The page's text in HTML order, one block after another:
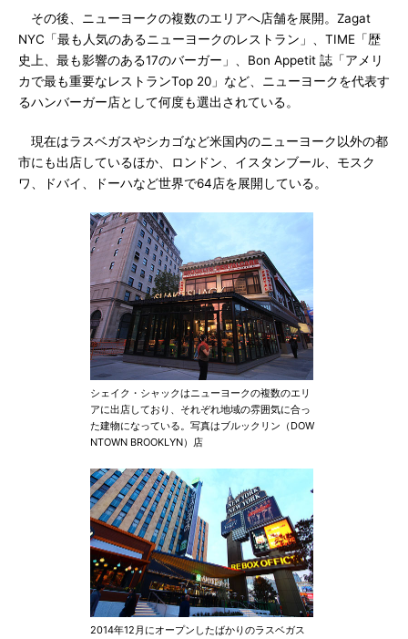
その後、ニューヨークの複数のエリアへ店舗を展開。Zagat
NYC「最も人気のあるニューヨークのレストラン」、TIME「歴
史上、最も影響のある17のバーガー」、Bon Appetit 誌「アメリ
カで最も重要なレストランTop 20」など、ニューヨークを代表す
るハンバーガー店として何度も選出されている。
現在はラスベガスやシカゴなど米国内のニューヨーク以外の都
市にも出店しているほか、ロンドン、イスタンブール、モスク
ワ、ドバイ、ドーハなど世界で64店を展開している。
シェイク・シャックはニューヨークの複数のエリ
アに出店しており、それぞれ地域の雰囲気に合っ
た建物になっている。写真はブルックリン（DOW
NTOWN BROOKLYN）店
2014年12月にオープンしたばかりのラスベガス